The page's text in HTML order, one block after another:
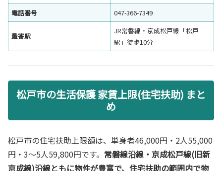
電話番号
047-366-7349
最寄駅
JR常磐線・京成松戸線「松戸
駅」徒歩10分
松戸市の生活保護 家賃上限(住宅扶助) まと
め
松戸市の住宅扶助上限額は、単身者46,000円・2人55,000
円・3〜5人59,800円です。 常磐線沿線・京成松戸線(旧新
京成線)沿線ともに物件が豊富で、住宅扶助の範囲内で物